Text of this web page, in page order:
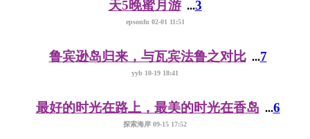
天5晚蜜月游 ...3
epsonfu 02-01 11:51
鲁宾逊岛归来，与瓦宾法鲁之对比 ...7
yyb 10-19 18:41
最好的时光在路上，最美的时光在香岛 ...6
探索海岸 09-15 17:52